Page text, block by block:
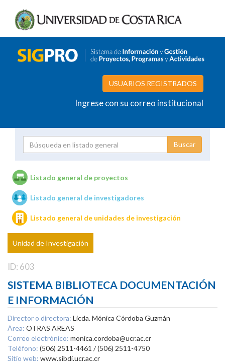
USUARIOS REGISTRADOS
Ingrese con su correo institucional
Unidades de investigación
Listado general de proyectos
Listado general de investigadores
Listado general de unidades de investigación
Unidad de Investigación
ID: 603
SISTEMA BIBLIOTECA DOCUMENTACIÓN
E INFORMACIÓN
Director o directora: Licda. Mónica Córdoba Guzmán
Área: OTRAS AREAS
Correo electrónico: monica.cordoba@ucr.ac.cr
Teléfono: (506) 2511-4461 / (506) 2511-4750
Sitio web: www.sibdi.ucr.ac.cr